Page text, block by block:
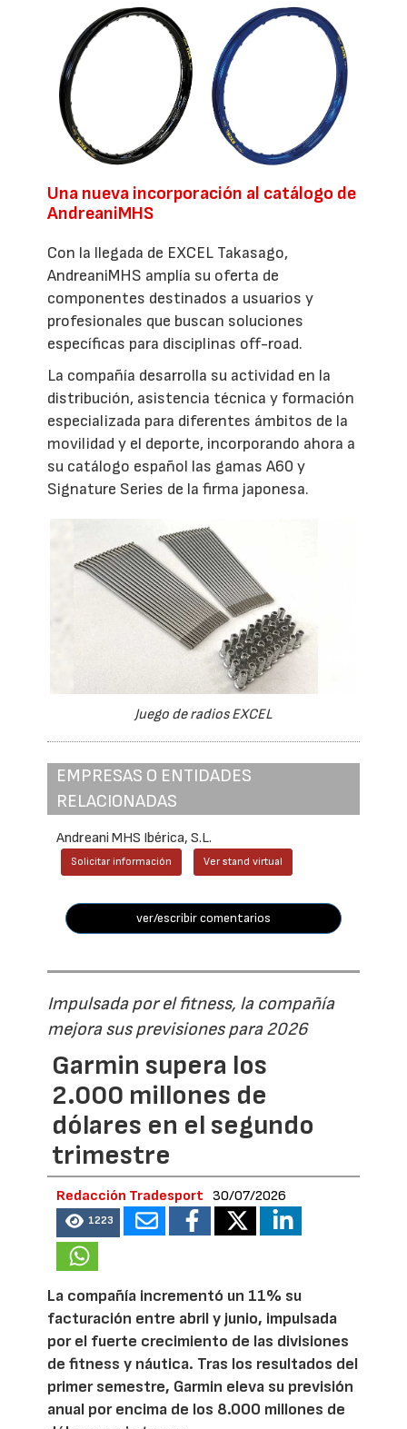
Una nueva incorporación al catálogo de
AndreaniMHS
Con la llegada de EXCEL Takasago,
AndreaniMHS amplía su oferta de
componentes destinados a usuarios y
profesionales que buscan soluciones
específicas para disciplinas off-road.
La compañía desarrolla su actividad en la
distribución, asistencia técnica y formación
especializada para diferentes ámbitos de la
movilidad y el deporte, incorporando ahora a
su catálogo español las gamas A60 y
Signature Series de la firma japonesa.
Juego de radios EXCEL
EMPRESAS O ENTIDADES
RELACIONADAS
Andreani MHS Ibérica, S.L.
Solicitar información Ver stand virtual
ver/escribir comentarios
Impulsada por el fitness, la compañía
mejora sus previsiones para 2026
Garmin supera los
2.000 millones de
dólares en el segundo
trimestre
Redacción Tradesport 30/07/2026
1223
La compañía incrementó un 11% su
facturación entre abril y junio, impulsada
por el fuerte crecimiento de las divisiones
de fitness y náutica. Tras los resultados del
primer semestre, Garmin eleva su previsión
anual por encima de los 8.000 millones de